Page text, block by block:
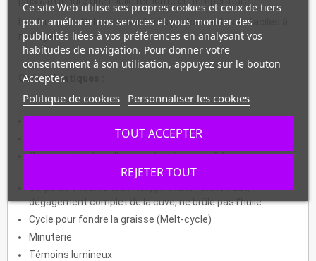
Les friteuses Valentine sont très performantes et faciles à
nettoyer.
Caractéristiques :
Production : 57 à 68 kg/h
Cuves embouties d'une seule pièce inox, 1.5 mm sans
soudure avec zone froide et cône de vidange
Corps de chauffe tout inox, pivotant vers le haut,
dégagement complet de la cuve, ne brûle pas l'huile
Cycle pour fondre la graisse (Melt-cycle)
Minuterie
Témoins lumineux
Ce site Web utilise ses propres cookies et ceux de tiers
pour améliorer nos services et vous montrer des
publicités liées à vos préférences en analysant vos
habitudes de navigation. Pour donner votre
consentement à son utilisation, appuyez sur le bouton
Accepter.
Politique de cookies Personnaliser les cookies
REJETER TOUT
TOUT ACCEPTER